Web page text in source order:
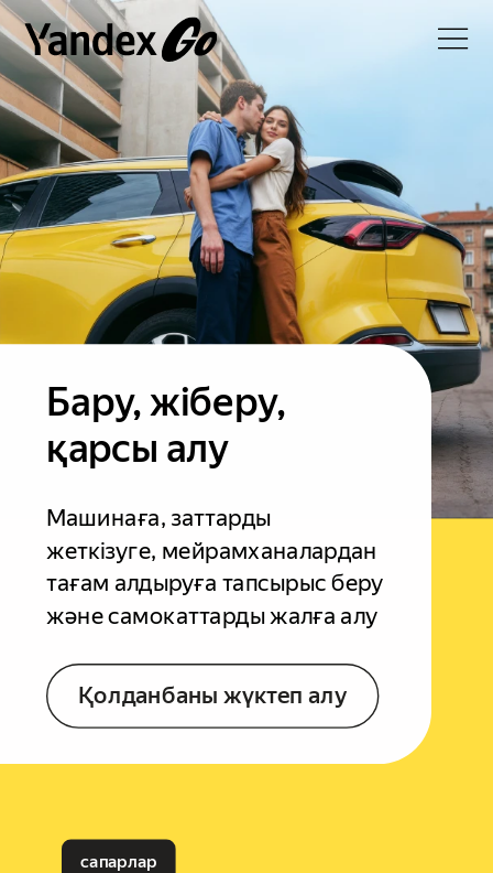
Бару, жіберу,
қарсы алу
Машинаға, заттарды
жеткізуге, мейрамханалардан
тағам алдыруға тапсырыс беру
және самокаттарды жалға алу
Қолданбаны жүктеп алу
сапарлар